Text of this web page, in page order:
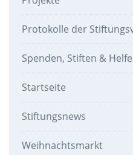
Protokolle der
Spenden, Stiften &
Startseite
Stiftungsnews
Weihnachtsmarkt